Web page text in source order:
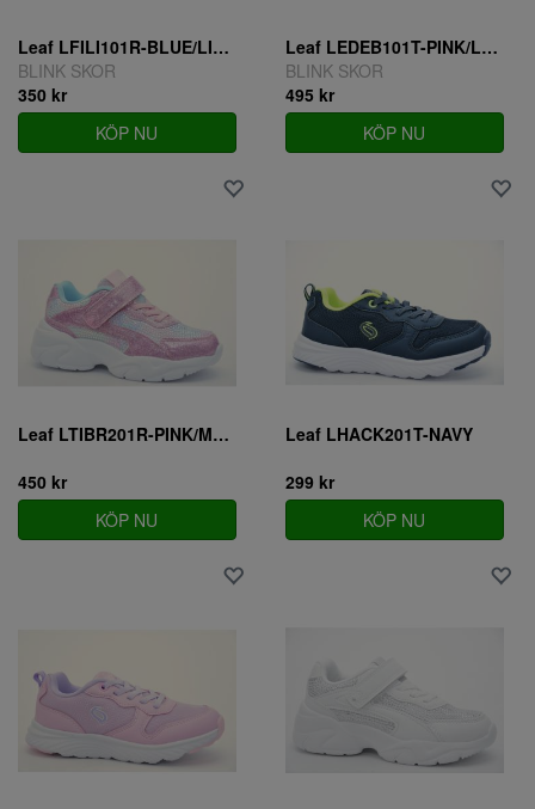
Leaf LFILI101R-BLUE/LIME
BLINK SKOR
350 kr
KÖP NU
Leaf LEDEB101T-PINK/LEO
BLINK SKOR
495 kr
KÖP NU
Leaf LTIBR201R-PINK/MULTI
450 kr
KÖP NU
Leaf LHACK201T-NAVY
299 kr
KÖP NU